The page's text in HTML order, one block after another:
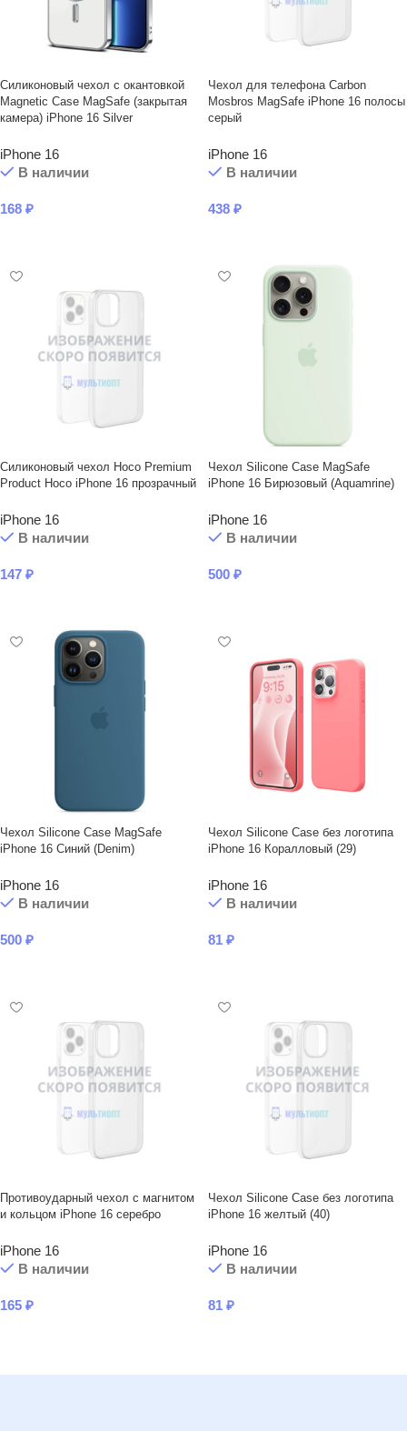
Силиконовый чехол с окантовкой
Magnetic Case MagSafe (закрытая
камера) iPhone 16 Silver
iPhone 16
В наличии
168 ₽
Чехол для телефона Carbon
Mosbros MagSafe iPhone 16 полосы
серый
iPhone 16
В наличии
438 ₽
Силиконовый чехол Hoco Premium
Product Hoco iPhone 16 прозрачный
iPhone 16
В наличии
147 ₽
Чехол Silicone Case MagSafe
iPhone 16 Бирюзовый (Aquamrine)
iPhone 16
В наличии
500 ₽
Чехол Silicone Case MagSafe
iPhone 16 Синий (Denim)
iPhone 16
В наличии
500 ₽
Чехол Silicone Case без логотипа
iPhone 16 Коралловый (29)
iPhone 16
В наличии
81 ₽
Противоударный чехол с магнитом
и кольцом iPhone 16 серебро
iPhone 16
В наличии
165 ₽
Чехол Silicone Case без логотипа
iPhone 16 желтый (40)
iPhone 16
В наличии
81 ₽